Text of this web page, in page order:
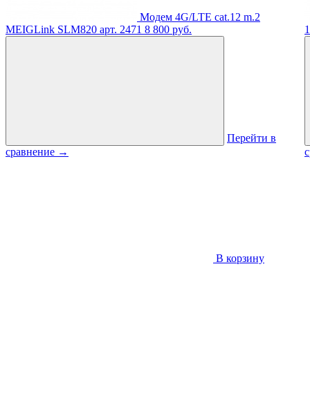
Модем 4G/LTE cat.12 m.2
MEIGLink SLM820 арт. 2471 8 800 руб.
Перейти в
сравнение →
В корзину